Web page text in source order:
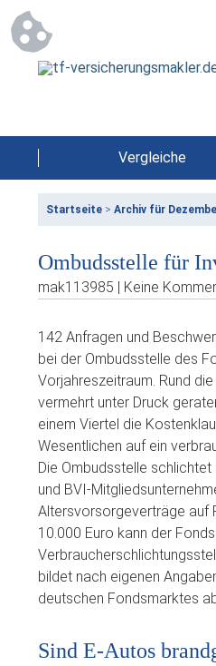
Vergleiche
Startseite > Archiv für
Ombudsstelle für
mak113985 | Keine
142 Anfragen und
bei der Ombudsstelle des
Vorjahreszeitraum. Rund
vermehrt unter Druck
einem Viertel die
Wesentlichen auf ein
Die Ombudsstelle
und BVI-
Altersvorsorgeverträge auf
10.000 Euro kann der
bildet nach eigenen
deutschen Fondsmarktes
Sind E-Autos